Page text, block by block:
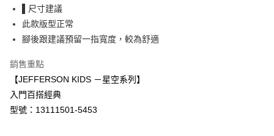
消。如遇「轉專審核」未通過狀況，表示未達大哥付你分期系統評分，恕無
法說明評估內容。
【繳款方式說明】
1.分期款項不併入電信帳單，「大哥付你分期」於每月結算日後寄送繳費提
2.透過簡訊連結打開帳單後，可選擇「超商條碼／台灣大直營門市／銀行轉
帳／街口支付／iPASS MONEY」等通路繳費。
【注意事項】
1.本服務係由「台灣大哥大股份有限公司」（以下簡稱本公司）所提供，讓
１．簡單：不需註冊會員、不需綁卡、不需儲值。
３．安心：先確認商品／服務後，再付款。
１．於結帳方式選擇「AFTEE先享後付」後，將跳轉至「AFTEE先享後付」
２．訂單成立數日內，您將收到繳費通知簡訊。
３．收到繳費通知簡訊後14天內，點擊此簡訊中的連結，可透過四大超商／
ATM／網路銀行／等多元方式進行付款，方視為交易完成。
※ 請注意：結帳手續完成當下不需立刻繳費，但若您需要取消訂單，請聯絡
運送方式
付款後7-11取貨
宅配
▌尺寸建議
此款版型正常
腳後跟建議預留一指寬度，較為舒適
銷售重點
【JEFFERSON KIDS －星空系列】
入門百搭經典
型號：13111501-5453